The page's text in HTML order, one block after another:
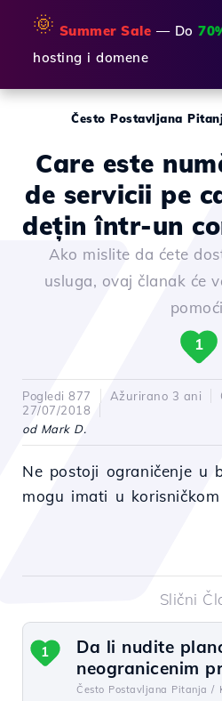
🌞 Summer Sale — Do
hosting i domene
Često Postavljana
Care este
de servicii pe
dețin într-un
Ako mislite da ćete
usluga, ovaj članak će
1
Pogledi 877 Ažurirano 3 ani
27/07/2018
od Mark D.
Ne postoji ograničenje u
mogu imati u
Slični
Da li nudite
neogranicenim
Često Postavljana Pitanja /
1